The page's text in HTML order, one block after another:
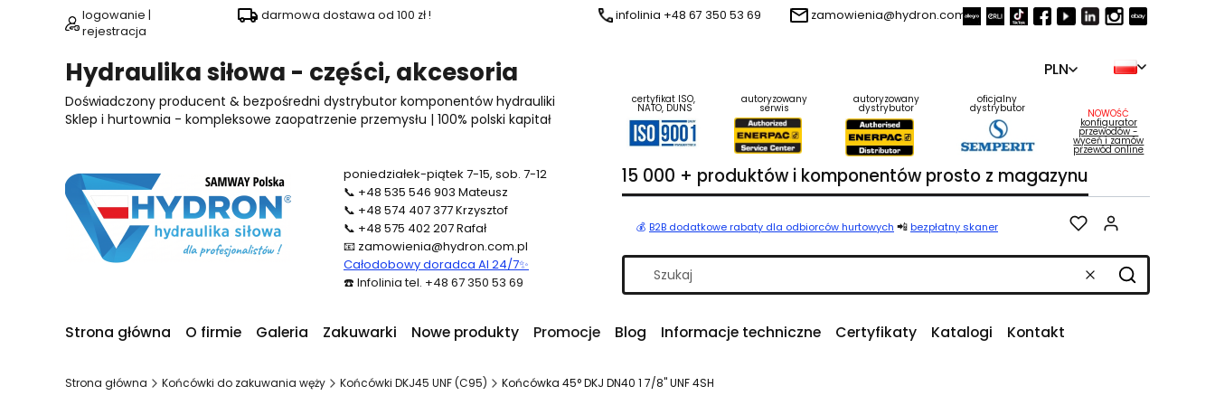
logowanie |
rejestracja
darmowa dostawa od 100 zł ! infolinia +48 67 350 53 69 zamowienia@hydron.com.pl
Hydraulika siłowa - części, akcesoria
Doświadczony producent & bezpośredni dystrybutor komponentów hydrauliki
Sklep i hurtownia - kompleksowe zaopatrzenie przemysłu | 100% polski kapitał
PLN
certyfikat ISO,
NATO, DUNS
autoryzowany
serwis
autoryzowany
dystrybutor
oficjalny
dystrybutor NOWOŚĆ
konfigurator
przewodów -
wyceń i zamów
przewód online
poniedziałek-piątek 7-15, sob. 7-12
📞 +48 535 546 903 Mateusz
📞 +48 574 407 377Krzysztof
📞 +48 575 402 207Rafał
📧 zamowienia@hydron.com.pl
Całodobowy doradca AI 24/7✨
☎️ Infolinia tel. +48 67 350 53 69
15 000 + produktów i komponentów prosto z magazynu
💰 B2B dodatkowe rabaty dla odbiorców hurtowych 📲 bezpłatny skaner
WyczyśćSzukaj
Strona główna O firmie Galeria Zakuwarki Nowe produkty Promocje Blog Informacje techniczne Certyfikaty Katalogi Kontakt
Strona główna Końcówki do zakuwania węży Końcówki DKJ45 UNF (C95) Końcówka 45° DKJ DN40 1 7/8" UNF 4SH